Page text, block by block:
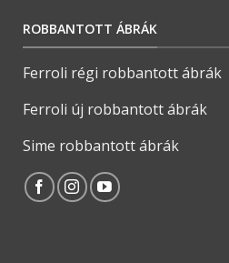
ROBBANTOTT ÁBRÁK
Ferroli régi robbantott ábrák
Ferroli új robbantott ábrák
Sime robbantott ábrák